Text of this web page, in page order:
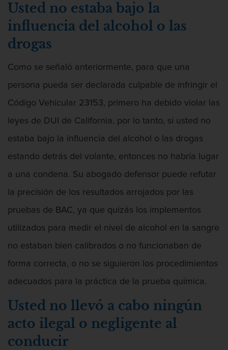
Usted no estaba bajo la
influencia del alcohol o las
drogas
Como se señaló anteriormente, para que una
persona pueda ser declarada culpable de infringir el
Código Vehicular 23153, primero ha debido violar las
leyes de DUI de California, por lo tanto, si usted no
estaba bajo la influencia del alcohol o las drogas
estando detrás del volante, entonces no habría lugar
a una condena. Su abogado defensor puede refutar
la precisión de los resultados arrojados por las
pruebas de BAC, ya que quizás los implementos
utilizados para medir el nivel de alcohol en la sangre
no estaban bien calibrados o no funcionaban de
forma correcta, o no se siguieron los procedimientos
adecuados para la práctica de la prueba química.
Usted no llevó a cabo ningún
acto ilegal o negligente al
conducir
Abogado Federal De Delitos De Drogas
Abuso De Ancianos Y Adultos